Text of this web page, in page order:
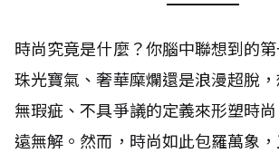
時尚究竟是什麼？你腦中聯想到的
珠光寶氣、奢華糜爛還是浪漫超脫
無瑕疵、不具爭議的定義來形塑時
遠無解。然而，時尚如此包羅萬象